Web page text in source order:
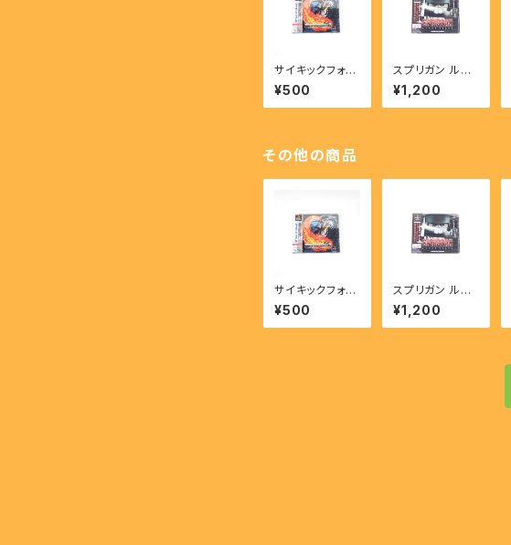
サイキックフォー
ス - PSYCHIC
FORCE 【PS】
¥500
スプリガン ルナ
ヴァース - SPRI
GGAN LUNAR
VERSE 【PS】
¥1,200
その他の商品
サイキックフォー
ス - PSYCHIC
FORCE 【PS】
¥500
スプリガン ルナ
ヴァース - SPRI
GGAN LUNAR
VERSE 【PS】
¥1,200